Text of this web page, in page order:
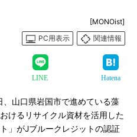
[MONOist]
PC用表示
関連情報
LINE Hatena
山口県岩国市で進めている藻
けるリサイクル資材を活用した
」がJブルークレジットの認証